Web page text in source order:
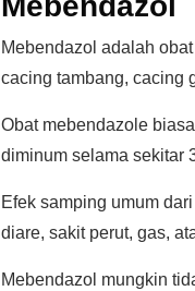
Mebendazol adalah
cacing tambang, cacing
Obat mebendazole
diminum selama sekitar
Efek samping umum
diare, sakit perut, gas,
Mebendazol mungkin